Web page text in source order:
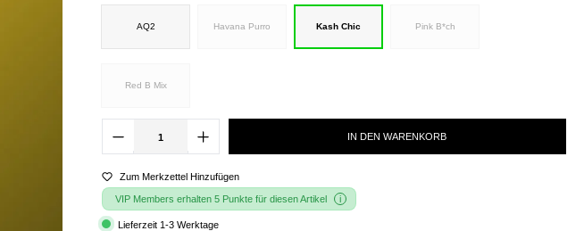
AQ2 Havana Purro Kash Chic Pink B*ch
Red B Mix
IN DEN WARENKORB
Zum Merkzettel Hinzufügen
VIP Members erhalten 5 Punkte für diesen Artikel
Lieferzeit 1-3 Werktage